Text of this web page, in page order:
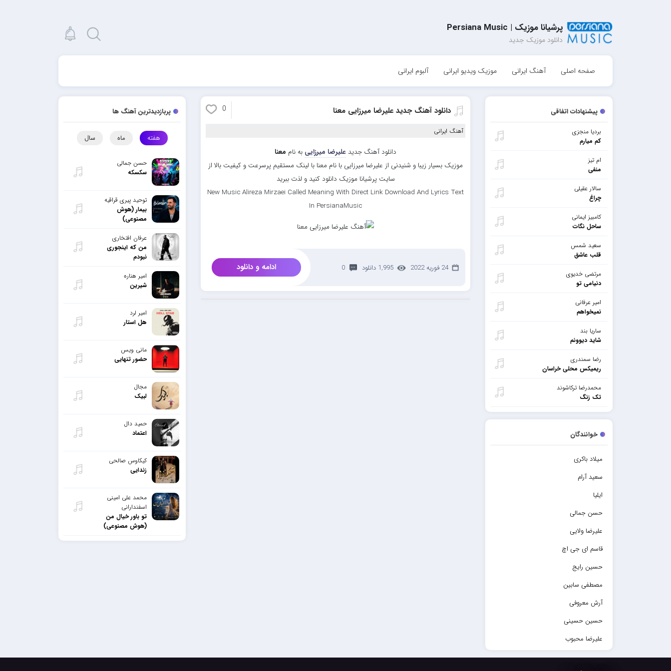
پرشیانا موزیک | Persiana Music
دانلود موزیک جدید
صفحه اصلی آهنگ ایرانی موزیک ویدیو ایرانی آلبوم ایرانی
پیشنهادات اتفاقی
بردیا منجزی
کم میارم
ام تیز
منفی
سالار عقیلی
چراغ
کامبیز ایمانی
ساحل نگات
سعید شمس
قلب عاشق
مرتضی خدیوی
دنیامی تو
امیر عرفانی
نمیخواهم
ساریا بند
شاید دیوونم
رضا سمندری
ریمیکس محلی خراسان
محمدرضا ترکاشوند
تک زنگ
خوانندگان
میلاد باکری
سعید آرام
ایلیا
حسن جمالی
علیرضا ولایی
قاسم ای جی اچ
حسین رایج
مصطفی سابین
آرش معروفی
حسین حسینی
علیرضا محبوب
حسین حصارکی
دانلود آهنگ جدید علیرضا میرزایی معنا 0
آهنگ ایرانی
دانلود آهنگ جدید علیرضا میرزایی به نام معنا
موزیک بسیار زیبا و شنیدنی از علیرضا میرزایی با نام معنا با لینک مستقیم پرسرعت و کیفیت بالا از
سایت پرشیانا موزیک دانلود کنید و لذت ببرید
New Music Alireza Mirzaei Called Meaning With Direct Link Download And Lyrics Text
In PersianaMusic
24 فوریه 2022 1,995 دانلود 0 ادامه و دانلود
پربازدیدترین آهنگ ها
هفته ماه سال
حسن جمالی
سکسکه
توحید پیری قراقیه
بیمار (هوش
مصنوعی)
عرفان افتخاری
من که اینجوری
نبودم
امیر هناره
شیرین
امیر لرد
هل استار
مانی ویس
حضور تنهایی
مجال
لبیک
حمید دال
اعتماد
کیکاوس صالحی
زندایی
محمد علی امینی
اسفندارانی
تو باور خیال من
(هوش مصنوعی)